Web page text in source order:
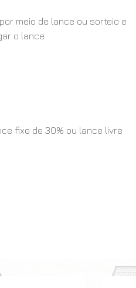
meio de lance ou sorteio e
o lance.
fixo de 30% ou lance livre